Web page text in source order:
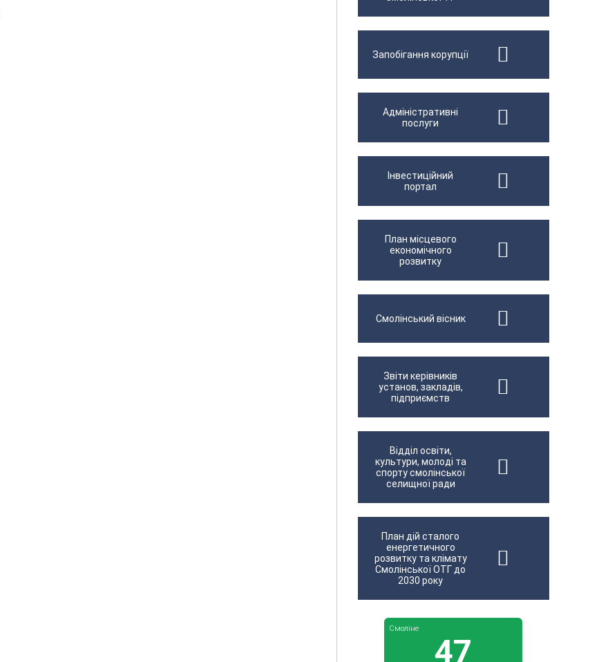
Запобігання корупції
Адміністративні
послуги
Інвестиційний
портал
План місцевого
економічного
розвитку
Смолінський вісник
Звіти керівників
установ, закладів,
підприємств
Відділ освіти,
культури, молоді та
спорту смолінської
селищної ради
План дій сталого
енергетичного
розвитку та клімату
Смолінської ОТГ до
2030 року